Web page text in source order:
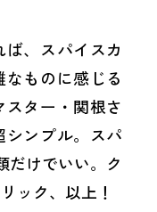
、スパイスカ
ものに感じる
ター・関根さ
ンプル。スパ
だけでいい。ク
ック、以上！